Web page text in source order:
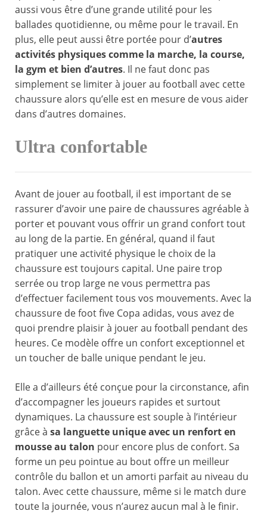
aussi vous être d’une grande utilité pour les
ballades quotidienne, ou même pour le travail. En
plus, elle peut aussi être portée pour d’autres
activités physiques comme la marche, la course,
la gym et bien d’autres. Il ne faut donc pas
simplement se limiter à jouer au football avec cette
chaussure alors qu’elle est en mesure de vous aider
dans d’autres domaines.
Ultra confortable
Avant de jouer au football, il est important de se
rassurer d’avoir une paire de chaussures agréable à
porter et pouvant vous offrir un grand confort tout
au long de la partie. En général, quand il faut
pratiquer une activité physique le choix de la
chaussure est toujours capital. Une paire trop
serrée ou trop large ne vous permettra pas
d’effectuer facilement tous vos mouvements. Avec la
chaussure de foot five Copa adidas, vous avez de
quoi prendre plaisir à jouer au football pendant des
heures. Ce modèle offre un confort exceptionnel et
un toucher de balle unique pendant le jeu.
Elle a d’ailleurs été conçue pour la circonstance, afin
d’accompagner les joueurs rapides et surtout
dynamiques. La chaussure est souple à l’intérieur
grâce à sa languette unique avec un renfort en
mousse au talon pour encore plus de confort. Sa
forme un peu pointue au bout offre un meilleur
contrôle du ballon et un amorti parfait au niveau du
talon. Avec cette chaussure, même si le match dure
toute la journée, vous n’aurez aucun mal à le finir.